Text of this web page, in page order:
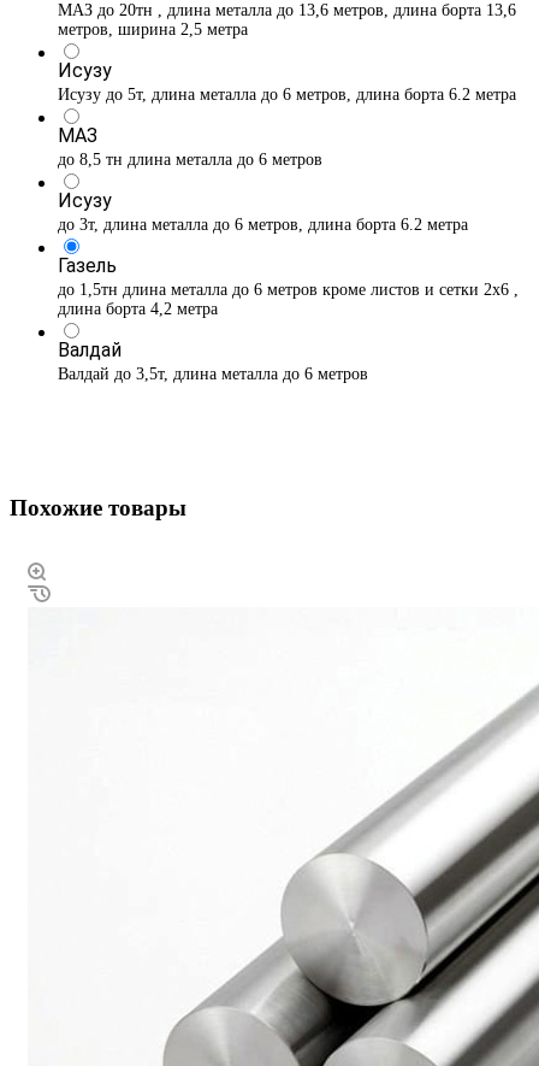
МАЗ до 20тн , длина металла до 13,6 метров, длина борта 13,6
метров, ширина 2,5 метра
Исузу
Исузу до 5т, длина металла до 6 метров, длина борта 6.2 метра
МАЗ
до 8,5 тн длина металла до 6 метров
Исузу
до 3т, длина металла до 6 метров, длина борта 6.2 метра
Газель
до 1,5тн длина металла до 6 метров кроме листов и сетки 2х6 ,
длина борта 4,2 метра
Валдай
Валдай до 3,5т, длина металла до 6 метров
Похожие товары